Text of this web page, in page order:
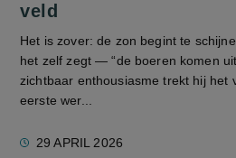
veld
Het is zover: de zon begint te
het zelf zegt — “de boeren komen
zichtbaar enthousiasme trekt hij het
eerste wer...
29 APRIL 2026